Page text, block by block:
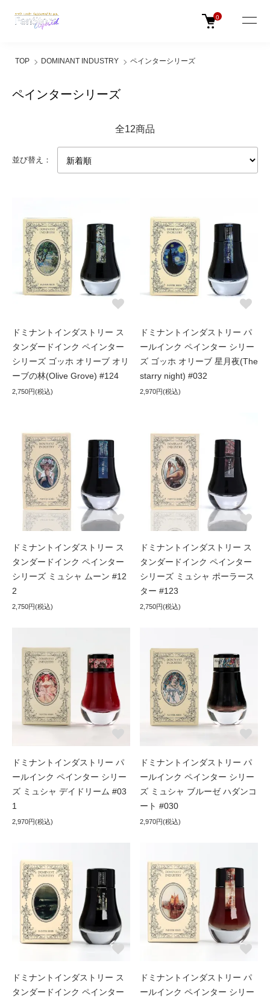
0
TOP DOMINANT INDUSTRY ペインターシリーズ
ペインターシリーズ
全12商品
並び替え：
ドミナントインダストリー ス
タンダードインク ペインター
シリーズ ゴッホ オリーブ オリ
ーブの林(Olive Grove) #124
2,750円(税込)
ドミナントインダストリー パ
ールインク ペインター シリー
ズ ゴッホ オリーブ 星月夜(The
starry night) #032
2,970円(税込)
ドミナントインダストリー ス
タンダードインク ペインター
シリーズ ミュシャ ムーン #12
2
2,750円(税込)
ドミナントインダストリー ス
タンダードインク ペインター
シリーズ ミュシャ ポーラース
ター #123
2,750円(税込)
ドミナントインダストリー パ
ールインク ペインター シリー
ズ ミュシャ デイドリーム #03
1
2,970円(税込)
ドミナントインダストリー パ
ールインク ペインター シリー
ズ ミュシャ ブルーゼ ハダンコ
ート #030
2,970円(税込)
ドミナントインダストリー ス
タンダードインク ペインター
ドミナントインダストリー パ
ールインク ペインター シリー